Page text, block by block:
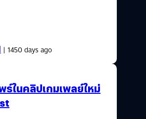
| 1450 days ago
ในคลิปเกมเพลย์ใหม่